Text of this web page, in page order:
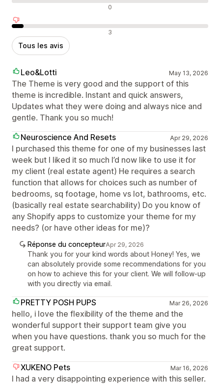
Avis neutres 0
Avis négatifs 3
Tous les avis
Leo&Lotti May 13, 2026
The Theme is very good and the support of this
theme is incredible. Instant and quick answers,
Updates what they were doing and always nice and
gentle. Thank you so much!
Neuroscience And Resets
Apr 29, 2026
I purchased this theme for one of my businesses last
week but I liked it so much I’d now like to use it for
my client (real estate agent) He requires a search
function that allows for choices such as number of
bedrooms, sq footage, home vs lot, bathrooms, etc.
(basically real estate searchability) Do you know of
any Shopify apps to customize your theme for my
needs? (or have other ideas for me)?
Réponse du concepteurApr 29, 2026
Thank you for your kind words about Honey! Yes, we
can absolutely provide some recommendations for you
on how to achieve this for your client. We will follow-up
with you directly via email.
PRETTY POSH PUPS Mar 26, 2026
hello, i love the flexibility of the theme and the
wonderful support their support team give you
when you have questions. thank you so much for the
great support.
XUKENO Pets
Mar 16, 2026
I had a very disappointing experience with this seller.